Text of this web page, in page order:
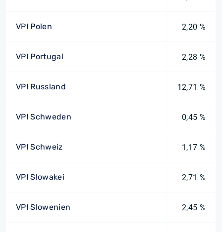
VPI Polen 2,20 %
VPI Portugal 2,28 %
VPI Russland 12,71 %
VPI Schweden 0,45 %
VPI Schweiz 1,17 %
VPI Slowakei 2,71 %
VPI Slowenien 2,45 %